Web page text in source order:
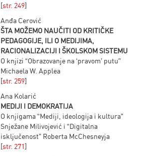
[str. 249]
Anđa Cerović
ŠTA MOŽEMO NAUČITI OD KRITIČKE
PEDAGOGIJE, ILI O MEDIJIMA,
RACIONALIZACIJI I ŠKOLSKOM SISTEMU
O knjizi “Obrazovanje na ‘pravom’ putu”
Michaela W. Applea
[str. 259]
Ana Kolarić
MEDIJI I DEMOKRATIJA
O knjigama “Mediji, ideologija i kultura”
Snježane Milivojević i “Digitalna
isključenost” Roberta McChesneyja
[str. 271]